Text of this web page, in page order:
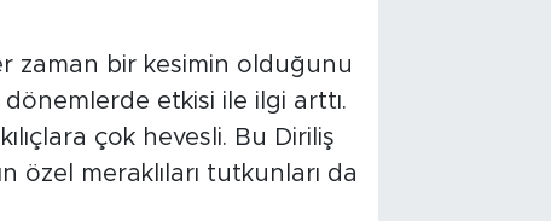
zaman bir kesimin olduğunu
etkisi ile ilgi arttı.
çok hevesli. Bu Diriliş
özel meraklıları tutkunları da